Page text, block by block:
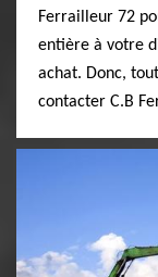
Ferrailleur 72
entière à votre
achat. Donc,
contacter C.B